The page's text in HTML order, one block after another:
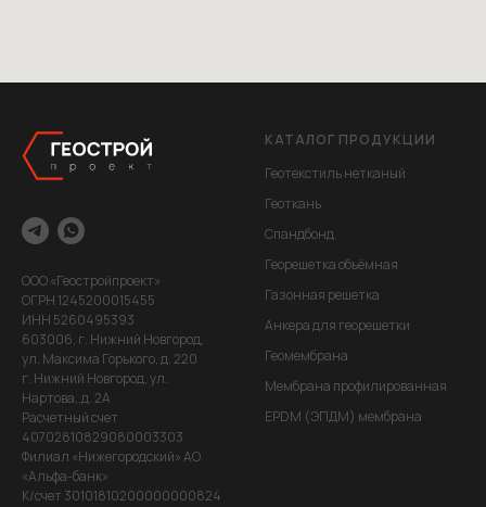
ООО «Геостройпроект»
ОГРН 1245200015455
ИНН 5260495393
603006, г. Нижний Новгород,
ул. Максима Горького, д. 220
г. Нижний Новгород, ул.
Нартова,,д. 2А
Расчетный счет
40702810829080003303
Филиал «Нижегородский» АО
«Альфа-банк»
К/счет 30101810200000000824
КАТАЛОГ ПРОДУКЦИИ
Геотекстиль нетканый
Геоткань
Спандбонд
Георешетка объёмная
Газонная решетка
Анкера для георешетки
Геомембрана
Мембрана профилированная
EPDM (ЭПДМ) мембрана